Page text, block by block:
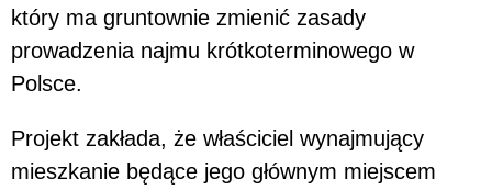
który ma gruntownie zmienić zasady
prowadzenia najmu krótkoterminowego w
Polsce.
Projekt zakłada, że właściciel wynajmujący
mieszkanie będące jego głównym miejscem